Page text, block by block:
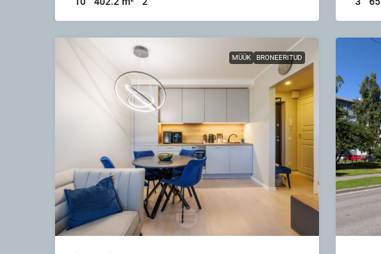
MÜÜK BRONEERITUD